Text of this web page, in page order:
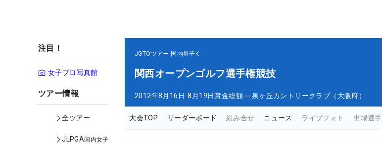
注目！
女子プロ写真館
ツアー情報
全ツアー
JLPGA国内女子
JGTOツアー 国内男子
関西オープンゴルフ選手権競技
2012年8月16日-8月19日賞金総額 ―泉ヶ丘カントリークラブ（大阪府）
大会TOP リーダーボード 組み合せ ニュース ライブフォト 出場選手